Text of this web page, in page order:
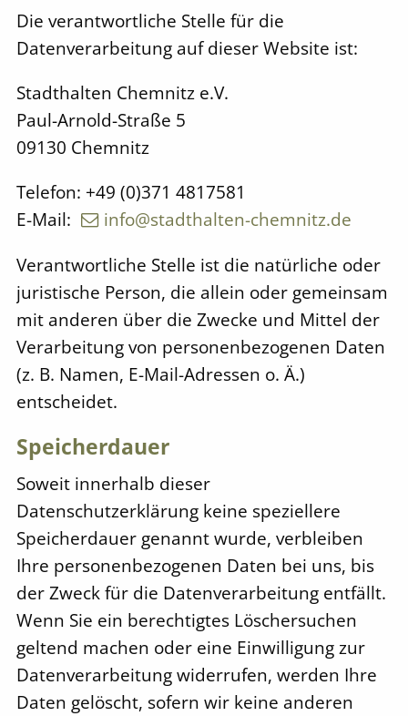
Die verantwortliche Stelle für die
Datenverarbeitung auf dieser Website ist:
Stadthalten Chemnitz e.V.
Paul-Arnold-Straße 5
09130 Chemnitz
Telefon: +49 (0)371 4817581
E-Mail:
info@stadthalten-chemnitz.de
Verantwortliche Stelle ist die natürliche oder
juristische Person, die allein oder gemeinsam
mit anderen über die Zwecke und Mittel der
Verarbeitung von personenbezogenen Daten
(z. B. Namen, E-Mail-Adressen o. Ä.)
entscheidet.
Speicherdauer
Soweit innerhalb dieser
Datenschutzerklärung keine speziellere
Speicherdauer genannt wurde, verbleiben
Ihre personenbezogenen Daten bei uns, bis
der Zweck für die Datenverarbeitung entfällt.
Wenn Sie ein berechtigtes Löschersuchen
geltend machen oder eine Einwilligung zur
Datenverarbeitung widerrufen, werden Ihre
Daten gelöscht, sofern wir keine anderen